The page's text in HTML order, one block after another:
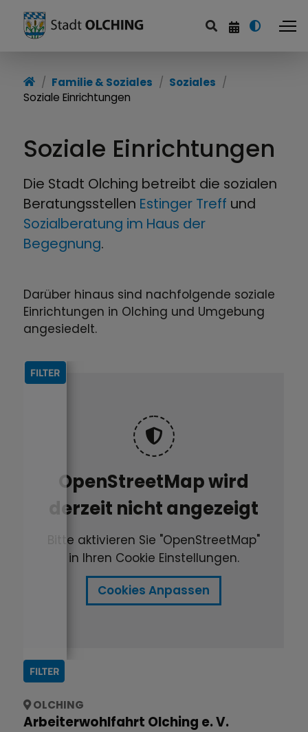
Familie und Partnerschaft
Soziales
Gesundheit
Familie & Soziales
Soziales
Soziale Einrichtungen
Soziale Einrichtungen
Die Stadt Olching betreibt die sozialen
Beratungsstellen Estinger Treff und
Sozialberatung im Haus der
Begegnung.
Darüber hinaus sind nachfolgende soziale
Einrichtungen in Olching und Umgebung
angesiedelt.
FILTER
OpenStreetMap wird
derzeit nicht angezeigt
Bitte aktivieren Sie "OpenStreetMap"
in Ihren Cookie Einstellungen.
Cookies Anpassen
FILTER
OLCHING
Arbeiterwohlfahrt Olching e. V.